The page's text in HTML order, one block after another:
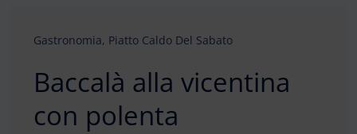
Gastronomia, Piatto Caldo Del Sabato
Baccalà alla vicentina
con polenta